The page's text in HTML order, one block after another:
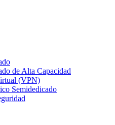
de Alta Capacidad
(VPN)
Semidedicado